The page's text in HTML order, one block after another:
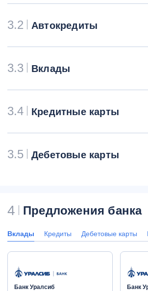
3.2 Автокредиты
3.3 Вклады
3.4 Кредитные карты
3.5 Дебетовые карты
4 Предложения банка
Вклады Кредиты Дебетовые карты
Банк Уралсиб
Банк